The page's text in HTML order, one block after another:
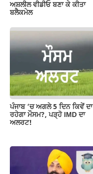
ਅਸ਼ਲੀਲ ਵੀਡੀਓ ਬਣਾ ਕੇ ਕੀਤਾ
ਬਲੈਕਮੇਲ
ਪੰਜਾਬ ‘ਚ ਅਗਲੇ 5 ਦਿਨ ਕਿਵੇਂ ਦਾ
ਰਹੇਗਾ ਮੌਸਮ?, ਪੜ੍ਹੋ IMD ਦਾ
ਅਲਰਟ!